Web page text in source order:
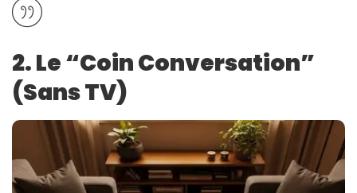
2. Le “Coin Conversation”
(Sans TV)